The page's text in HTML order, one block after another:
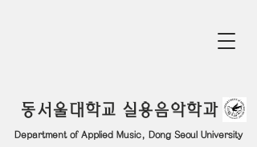
동서울대학교 실용음악학과
Department of Applied Music, Dong Seoul University